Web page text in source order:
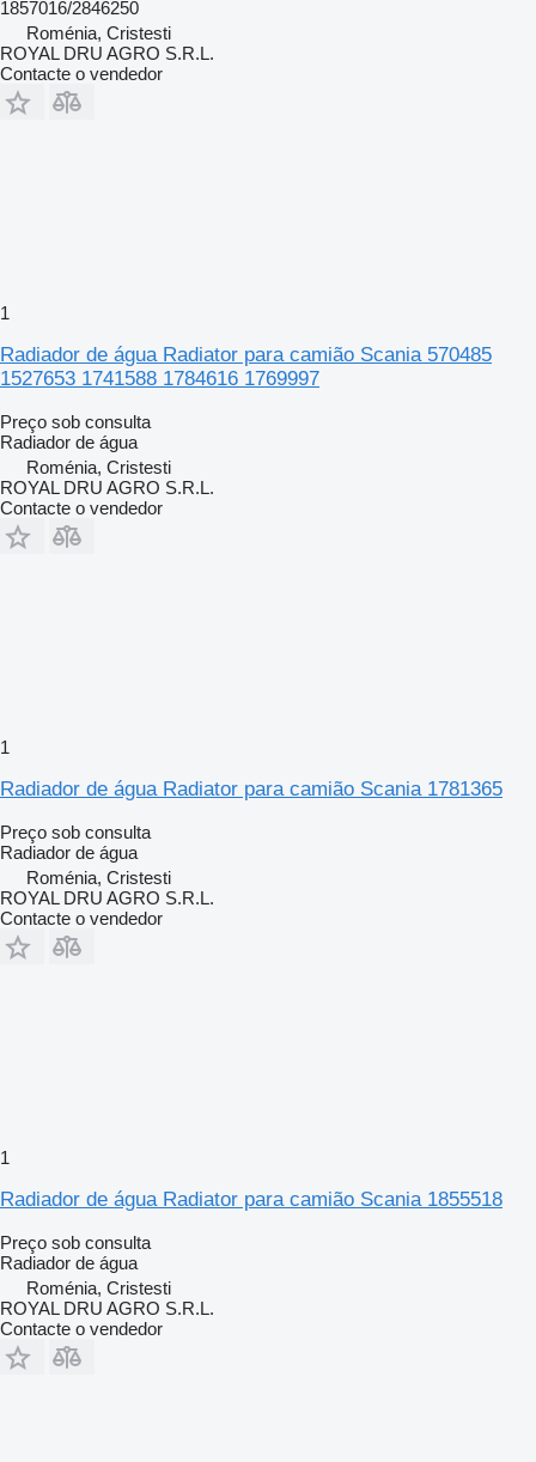
1857016/2846250
Roménia, Cristesti
ROYAL DRU AGRO S.R.L.
Contacte o vendedor
1
Radiador de água Radiator para camião Scania 570485
1527653 1741588 1784616 1769997
Preço sob consulta
Radiador de água
Roménia, Cristesti
ROYAL DRU AGRO S.R.L.
Contacte o vendedor
1
Radiador de água Radiator para camião Scania 1781365
Preço sob consulta
Radiador de água
Roménia, Cristesti
ROYAL DRU AGRO S.R.L.
Contacte o vendedor
1
Radiador de água Radiator para camião Scania 1855518
Preço sob consulta
Radiador de água
Roménia, Cristesti
ROYAL DRU AGRO S.R.L.
Contacte o vendedor